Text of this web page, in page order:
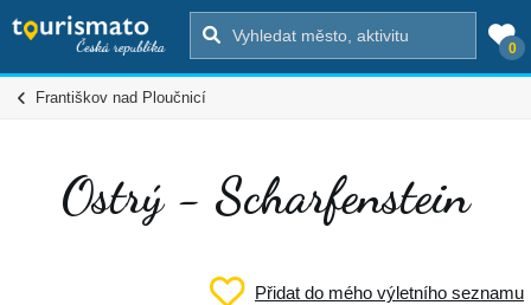
0
Františkov nad Ploučnicí
Ostrý - Scharfenstein
Přidat do mého výletního seznamu